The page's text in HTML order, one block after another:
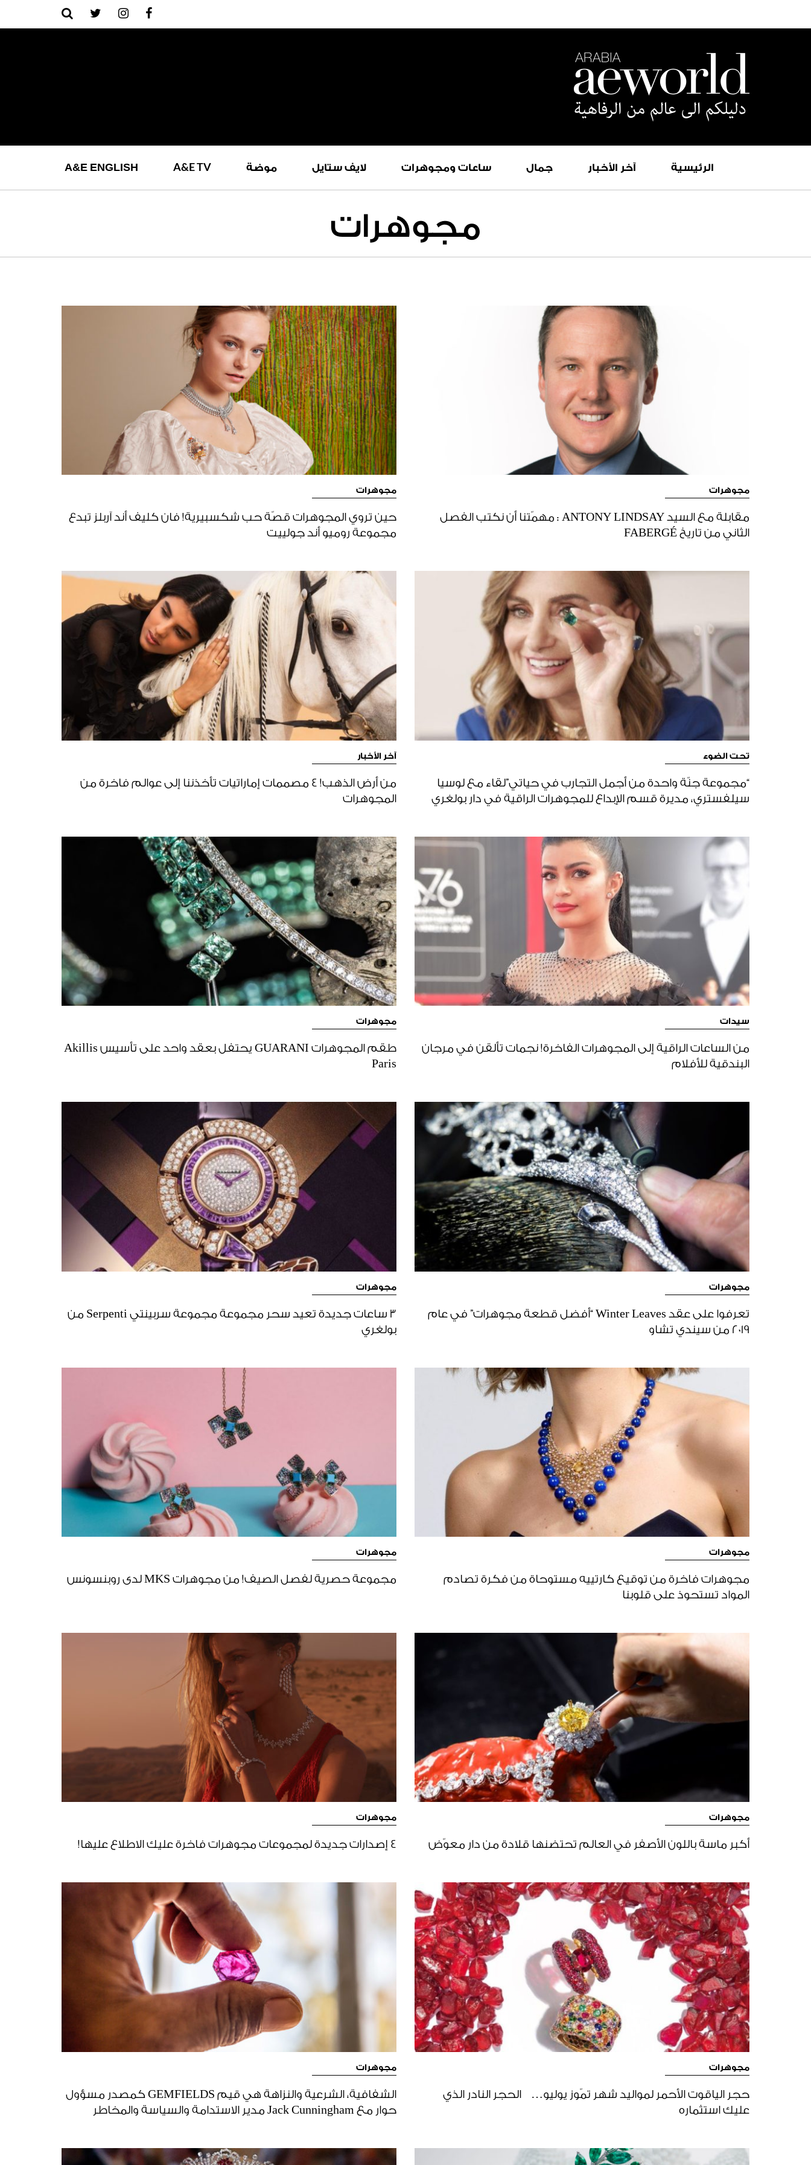
الرئيسية آخر الأخبار جمال ساعات ومجوهرات لايف ستايل موضة A&ETV
A&EENGLISH
مجوهرات
مجوهرات
مقابلة مع السيد ANTONY LINDSAY : مهمّتنا أن نكتب الفصل
الثاني من تاريخ FABERGÉ
مجوهرات
حين تروي المجوهرات قصّة حب شكسبيرية! فان كليف أند آربلز تبدع
مجموعة روميو أند جولييت
تحت الضوء
“مجموعة جنّة واحدة من أجمل التجارب في حياتي”لقاء مع لوسيا
سيلفستري، مديرة قسم الإبداع للمجوهرات الراقية في دار بولغري
آخر الأخبار
من أرض الذهب! 4 مصممات إماراتيات تأخذننا إلى عوالم فاخرة من
المجوهرات
سيدات
من الساعات الراقية إلى المجوهرات الفاخرة! نجمات تألقن في مرجان
البندقية للأفلام
مجوهرات
طقم المجوهرات GUARANI يحتفل بعقد واحد على تأسيس Akillis
Paris
مجوهرات
تعرفوا على عقد Winter Leaves “أفضل قطعة مجوهرات” في عام
2019 من سيندي تشاو
مجوهرات
3 ساعات جديدة تعيد سحر مجموعة مجموعة سربينتي Serpenti من
بولغري
مجوهرات
مجوهرات فاخرة من توقيع كارتييه مستوحاة من فكرة تصادم
المواد تستحوذ على قلوبنا
مجوهرات
مجموعة حصرية لفصل الصيف! من مجوهرات MKS لدى روبنسونس
مجوهرات
أكبر ماسة باللون الأصفر في العالم تحتضنها قلادة من دار معوّض
مجوهرات
4 إصدارات جديدة لمجموعات مجوهرات فاخرة عليك الاطلاع عليها!
مجوهرات
حجر الياقوت الأحمر لمواليد شهر تمّوز يوليو… الحجر النادر الذي
عليك استثماره
مجوهرات
الشفافية، الشرعية والنزاهة هي قيم GEMFIELDS كمصدر مسؤول
حوار مع Jack Cunningham مدير الاستدامة والسياسة والمخاطر